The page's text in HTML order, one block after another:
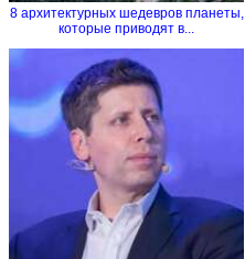
8 архитектурных шедевров планеты,
которые приводят в...